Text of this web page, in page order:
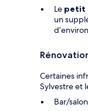
Le petit
un
Certaines
Sylvestre et
Bar/salon